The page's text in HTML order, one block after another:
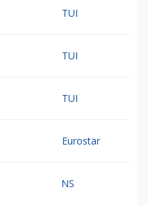
TUI
TUI
TUI
Eurostar
NS